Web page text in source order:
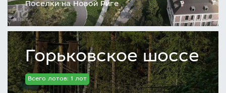
Поселки на Новой Риге
Горьковское шоссе
Всего лотов: 1 лот